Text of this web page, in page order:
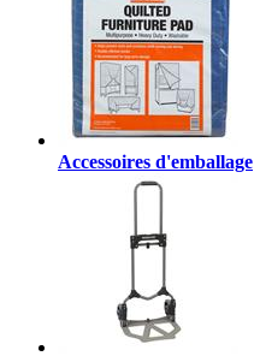
Accessoires d'emballage